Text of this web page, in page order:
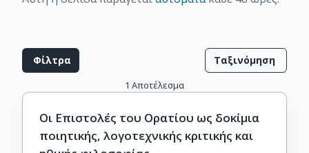
Φίλτρα Ταξινόμηση
1 Αποτέλεσμα
Οι Επιστολές του Ορατίου ως δοκίμια
ποιητικής, λογοτεχνικής κριτικής και